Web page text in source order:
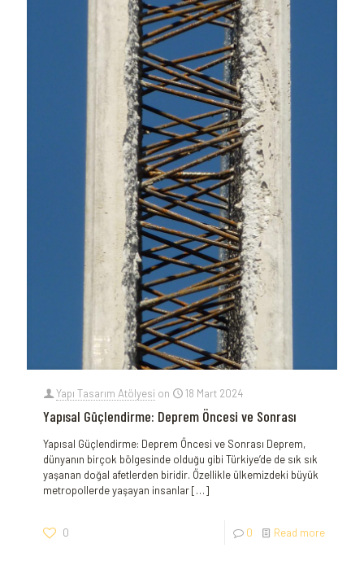
Yapı Tasarım Atölyesi on 18 Mart 2024
Yapısal Güçlendirme: Deprem Öncesi ve Sonrası
Yapısal Güçlendirme: Deprem Öncesi ve Sonrası Deprem,
dünyanın birçok ⁤bölgesinde olduğu gibi ⁤Türkiye’de de sık sık
yaşanan doğal afetlerden biridir.‌ Özellikle ülkemizdeki büyük
metropollerde yaşayan insanlar[…]
0 0 Read more